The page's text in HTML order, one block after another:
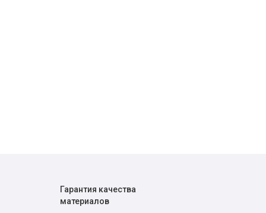
Гарантия качества
материалов